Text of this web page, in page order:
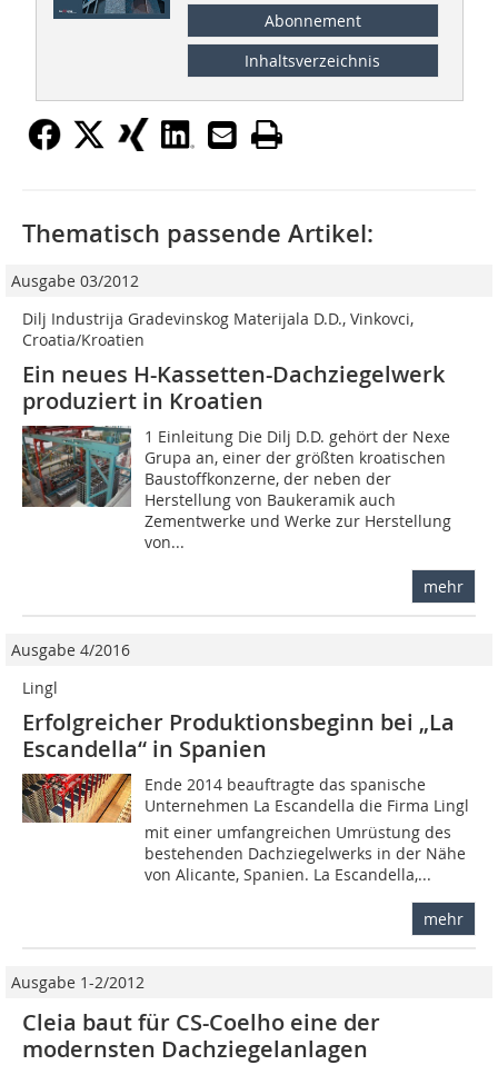
Abonnement
Inhaltsverzeichnis
Thematisch passende Artikel:
Ausgabe 03/2012
Dilj Industrija Gradevinskog Materijala D.D., Vinkovci,
Croatia/Kroatien
Ein neues H-Kassetten-Dachziegelwerk
produziert in Kroatien
1 Einleitung Die Dilj D.D. gehört der Nexe
Grupa an, einer der größten kroatischen
Baustoffkonzerne, der neben der
Herstellung von Baukeramik auch
Zementwerke und Werke zur Herstellung
von...
mehr
Ausgabe 4/2016
Lingl
Erfolgreicher Produktionsbeginn bei „La
Escandella“ in Spanien
Ende 2014 beauftragte das spanische
Unternehmen La Escandella die Firma Lingl
mit einer umfangreichen Umrüstung des
bestehenden Dachziegelwerks in der Nähe
von Alicante, Spanien. La Escandella,...
mehr
Ausgabe 1-2/2012
Cleia baut für CS-Coelho eine der
modernsten Dachziegelanlagen